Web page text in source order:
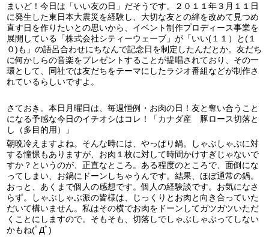
まいど！今日は「いい友の日」だそうです。２０１１年３月１１日
に発生した東日本大震災を経験し、大切な友との絆を改めて見つめ
直す日を作りたいとの思いから、イベント制作プロディース事業を
展開している「株式会社シティーウェーブ」が「いい(１１）と(１
０)も」の語呂合わせにちなんで記念日を制定したんだとか。友だち
に何かしらの音楽をプレゼントすることが提唱されており、その一
環として、同社では友だちをテーマにしたラジオ番組などが制作さ
れているらしいですよ。
さておき。本日月曜日は、毎週恒例・お肉の日！友と奪い合うこと
になる予感な今日のイチオシはコレ！「カナダ産 豚ロース切落と
し（多目的用）」
朝晩冷えますよね。そんな時には、やっぱり鍋。しゃぶしゃぶに対
する憧憬もありますが、お肉１枚に対して時間かけすぎじゃないで
すか？というのが、正直なところ。ある程度のところで、面倒にな
ってしまい、お鍋にドーンしちゃうんです。結果、ほぼ通常の鍋。
おっと、あくまで個人の感想です。個人の経験談です。お気になさ
らず。しゃぶしゃぶ派の皆様は、じっくりとお肉と向き合っていた
だいて構いません。私はその横でお肉をドーンしてガツガツいただ
くことにしますので。そもそも、切落しでしゃぶしゃぶってしない
かもね(ﾟДﾟ)